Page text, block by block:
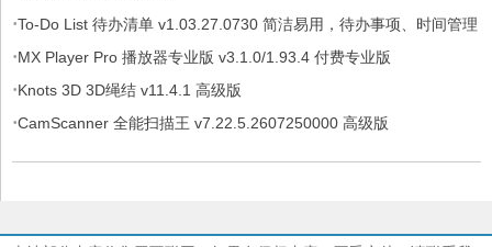
·To-Do List 待办清单 v1.03.27.0730 简洁易用，待办事项、时间管理
软件，解锁专业版
·MX Player Pro 播放器专业版 v3.1.0/1.93.4 付费专业版
·Knots 3D 3D绳结 v11.4.1 高级版
·CamScanner 全能扫描王 v7.22.5.2607250000 高级版